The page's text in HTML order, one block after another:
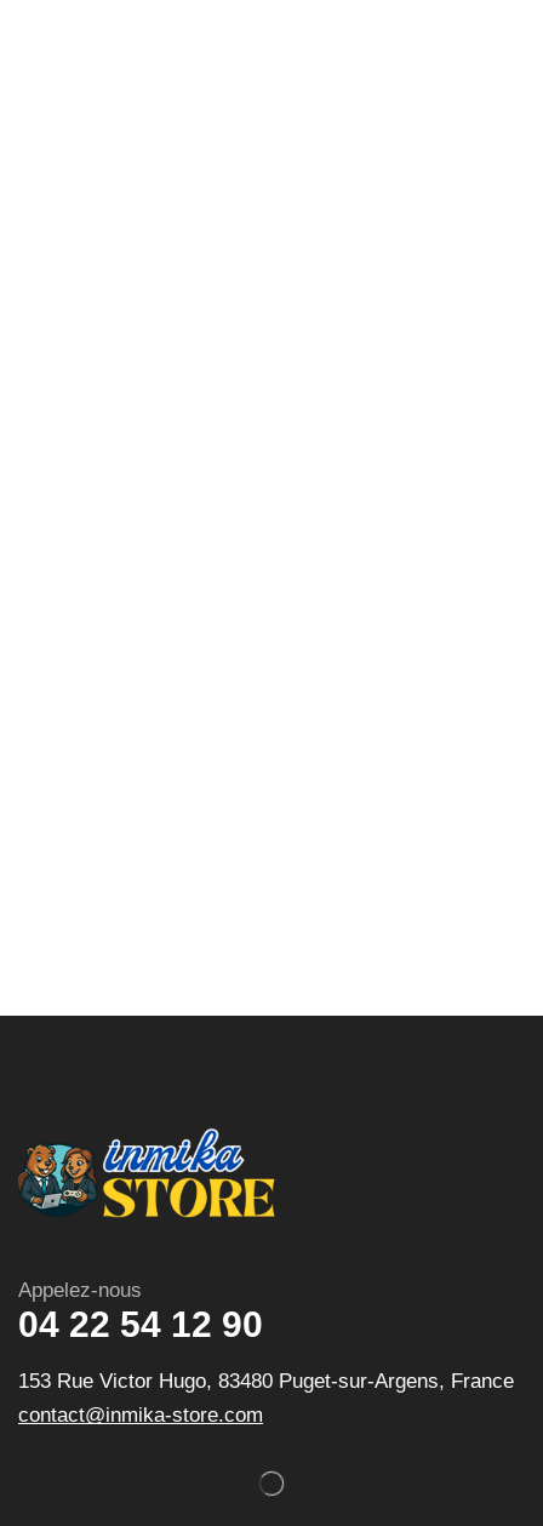
Appelez-nous
04 22 54 12 90
153 Rue Victor Hugo, 83480 Puget-sur-Argens, France
contact@inmika-store.com